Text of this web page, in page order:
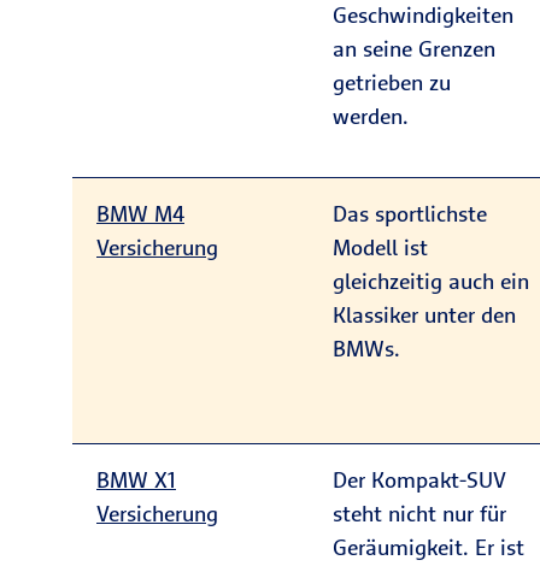
Geschwindigkeiten
an seine Grenzen
getrieben zu
werden.
BMW M4
Versicherung
Das sportlichste
Modell ist
gleichzeitig auch ein
Klassiker unter den
BMWs.
BMW X1
Versicherung
Der Kompakt-SUV
steht nicht nur für
Geräumigkeit. Er ist